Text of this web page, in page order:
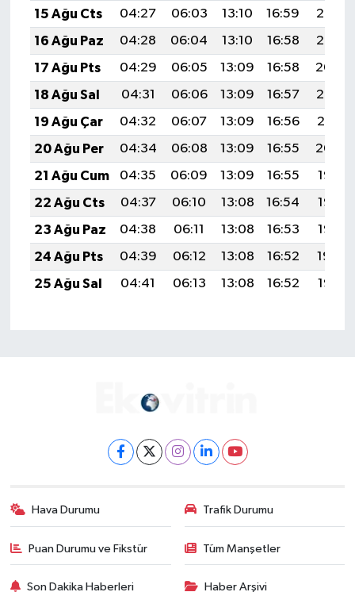
15 Ağu Cts
04:27 06:03 13:10 16:59
20:07
16 Ağu Paz
04:28 06:04 13:10 16:58
20:05
17 Ağu Pts
04:29 06:05 13:09 16:58
20:04
18 Ağu Sal
04:31 06:06 13:09 16:57
20:02
19 Ağu Çar
04:32 06:07 13:09 16:56
20:01
20 Ağu Per
04:34 06:08 13:09 16:55
20:00
21 Ağu Cum
04:35 06:09 13:09 16:55
19:58
22 Ağu Cts
04:37 06:10 13:08 16:54
19:57
23 Ağu Paz
04:38 06:11 13:08 16:53
19:55
24 Ağu Pts
04:39 06:12 13:08 16:52
19:54
25 Ağu Sal
04:41 06:13 13:08 16:52 19:52
Hava Durumu Trafik Durumu
Puan Durumu ve Fikstür Tüm Manşetler
Son Dakika Haberleri Haber Arşivi